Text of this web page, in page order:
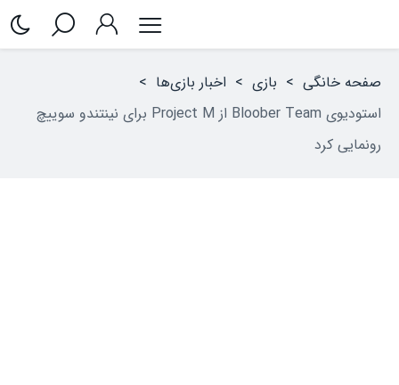
صفحه خانگی > بازی > اخبار بازی‌ها >
استودیوی Bloober Team از Project M برای نینتندو سوییچ
رونمایی کرد